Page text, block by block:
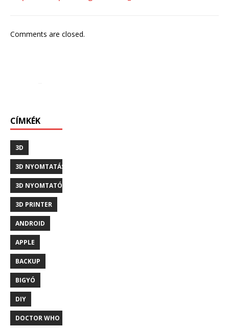
Comments are closed.
CÍMKÉK
3D
3D NYOMTATÁS
3D NYOMTATÓ
3D PRINTER
ANDROID
APPLE
BACKUP
BIGYÓ
DIY
DOCTOR WHO